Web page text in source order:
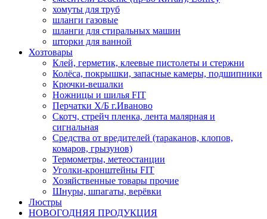
хомуты для труб
шланги газовые
шланги для стиральных машин
шторки для ванной
Хозтовары
Клей, герметик, клеевые пистолеты и стержни
Колёса, покрышки, запасные камеры, подшипники
Крючки-вешалки
Ножницы и шилья FIT
Перчатки Х/Б г.Иваново
Скотч, стрейч пленка, лента малярная и
сигнальная
Средства от вредителей (тараканов, клопов,
комаров, грызунов)
Термометры, метеостанции
Уголки-кронштейны FIT
Хозяйственные товары прочие
Шнуры, шпагаты, верёвки
Люстры
НОВОГОДНЯЯ ПРОДУКЦИЯ